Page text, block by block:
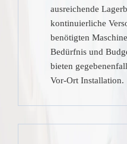
ausreichende
kontinuierliche
benötigten
Bedürfnis und
bieten
Vor-Ort Installation.